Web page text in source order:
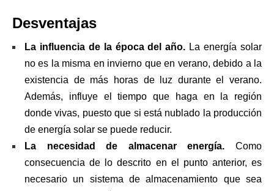
Desventajas
La influencia de la época del año. La energía solar
no es la misma en invierno que en verano, debido a la
existencia de más horas de luz durante el verano.
Además, influye el tiempo que haga en la región
donde vivas, puesto que si está nublado la producción
de energía solar se puede reducir.
La necesidad de almacenar energía. Como
consecuencia de lo descrito en el punto anterior, es
necesario un sistema de almacenamiento que sea